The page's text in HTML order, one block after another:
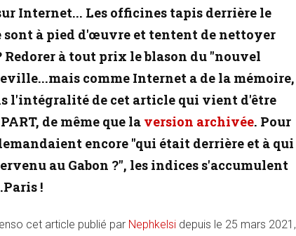
Internet... Les officines tapis derrière le
à pied d'œuvre et tentent de nettoyer
à tout prix le blason du "nouvel
comme Internet a de la mémoire,
l'intégralité de cet article qui vient d'être
de même que la version archivée. Pour
encore "qui était derrière et à qui
au Gabon ?", les indices s'accumulent
!
cet article publié par Nephkelsi depuis le 25 mars 2021,